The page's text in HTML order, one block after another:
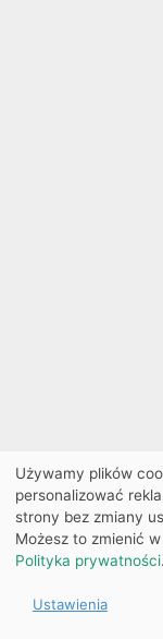
Używamy plików
personalizować
strony bez zmiany
Możesz to zmienić
Polityka prywatności.
Ustawienia